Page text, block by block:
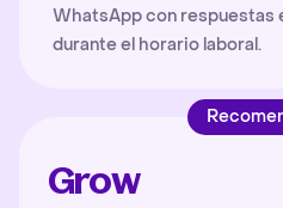
WhatsApp con respuestas
durante el horario laboral.
Grow